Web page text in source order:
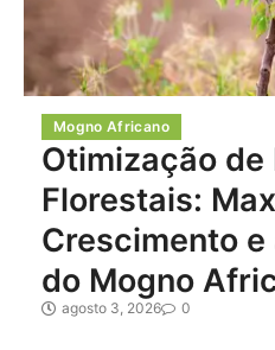
Mogno Africano
Otimização
Florestais:
Crescimento e
do Mogno
agosto 3, 2026 0